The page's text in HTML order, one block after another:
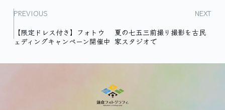
PREVIOUS
NEXT
【限定ドレス付き】フォトウ
ェディングキャンペーン開催中
夏の七五三前撮り撮影を古民
家スタジオで